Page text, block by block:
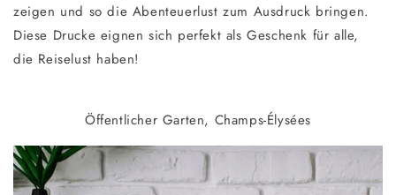
zeigen und so die Abenteuerlust zum Ausdruck bringen.
Diese Drucke eignen sich perfekt als Geschenk für alle,
die Reiselust haben!
Öffentlicher Garten, Champs-Élysées